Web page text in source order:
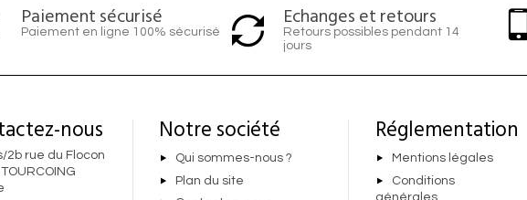
Paiement sécurisé
Paiement en ligne 100% sécurisé
Echanges et retours
Retours possibles pendant 14
jours
nous
2b rue du Flocon
Notre société
Qui sommes-nous ?
Plan du site
Réglementation
Mentions légales
Conditions
générales